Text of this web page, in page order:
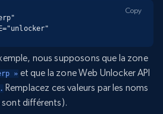
Copy
nous supposons que la zone
» et que la zone Web Unlocker API
Remplacez ces valeurs par les noms
sont différents).